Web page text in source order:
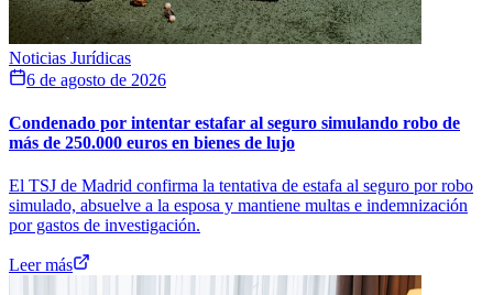
Noticias Jurídicas
6 de agosto de 2026
Condenado por intentar estafar al seguro simulando robo de
más de 250.000 euros en bienes de lujo
El TSJ de Madrid confirma la tentativa de estafa al seguro por robo
simulado, absuelve a la esposa y mantiene multas e indemnización
por gastos de investigación.
Leer más